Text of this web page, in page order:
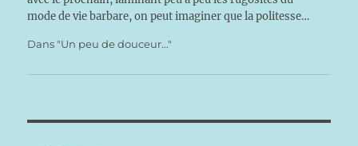
mode de vie barbare, on peut imaginer que la politesse…
Dans "Un peu de douceur..."